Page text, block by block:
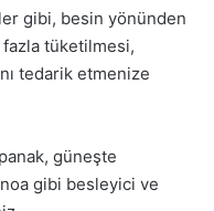
gibi, besin yönünden
fazla tüketilmesi,
tedarik etmenize
güneşte
gibi besleyici ve